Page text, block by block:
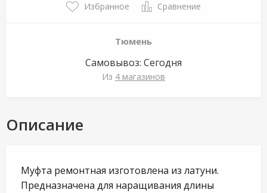
Избранное Сравнение
Тюмень
Самовывоз: Сегодня
Из 4 магазинов
Описание
Муфта ремонтная изготовлена из латуни.
Предназначена для наращивания длины